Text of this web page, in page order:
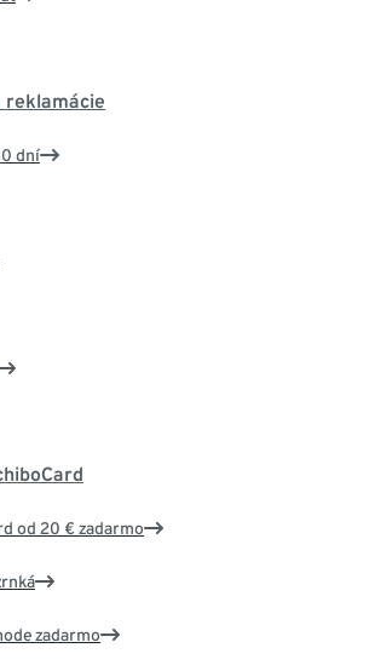
reklamácie
dní
od 20 € zadarmo
zadarmo